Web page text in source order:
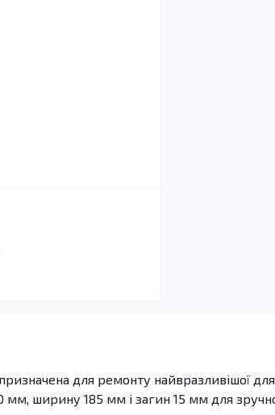
для ремонту найвразливішої для
мм, ширину 185 мм і загин 15 мм для